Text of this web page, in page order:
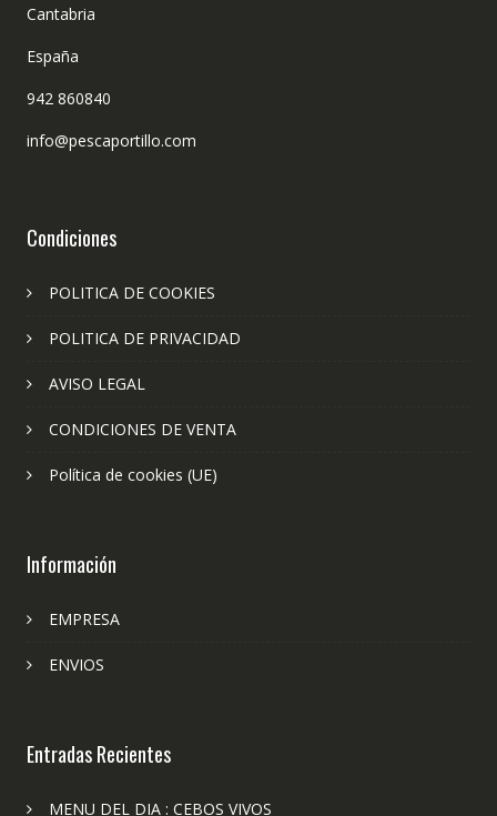
Cantabria
España
942 860840
info@pescaportillo.com
Condiciones
POLITICA DE COOKIES
POLITICA DE PRIVACIDAD
AVISO LEGAL
CONDICIONES DE VENTA
Política de cookies (UE)
Información
EMPRESA
ENVIOS
Entradas Recientes
MENU DEL DIA : CEBOS VIVOS